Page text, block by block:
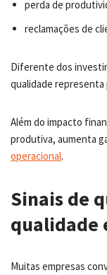
perda de
reclamações de
Diferente dos
qualidade representa
Além do impacto
produtiva, aumenta
operacional.
Sinais de
qualidade
Muitas empresas